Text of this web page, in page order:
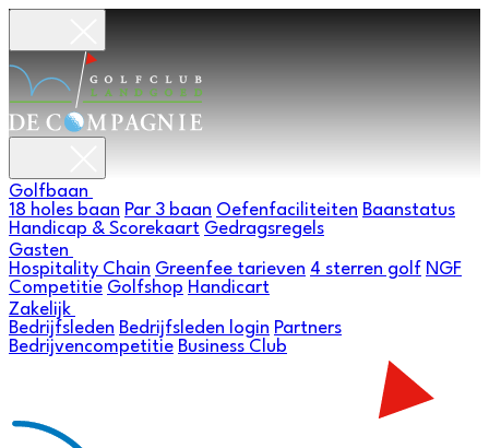
Golfbaan
18 holes baan Par 3 baan Oefenfaciliteiten Baanstatus
Handicap & Scorekaart Gedragsregels
Gasten
Hospitality Chain Greenfee tarieven 4 sterren golf NGF
Competitie Golfshop Handicart
Zakelijk
Bedrijfsleden Bedrijfsleden login Partners
Bedrijvencompetitie Business Club